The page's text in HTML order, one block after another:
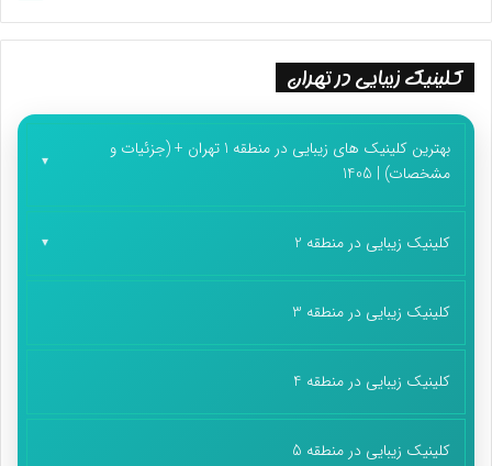
کلینیک زیبایی در تهران
بهترین کلینیک های زیبایی در منطقه 1 تهران + (جزئیات و
مشخصات) | 1405
کلینیک زیبایی در منطقه 2
کلینیک زیبایی در منطقه 3
کلینیک زیبایی در منطقه 4
کلینیک زیبایی در منطقه 5